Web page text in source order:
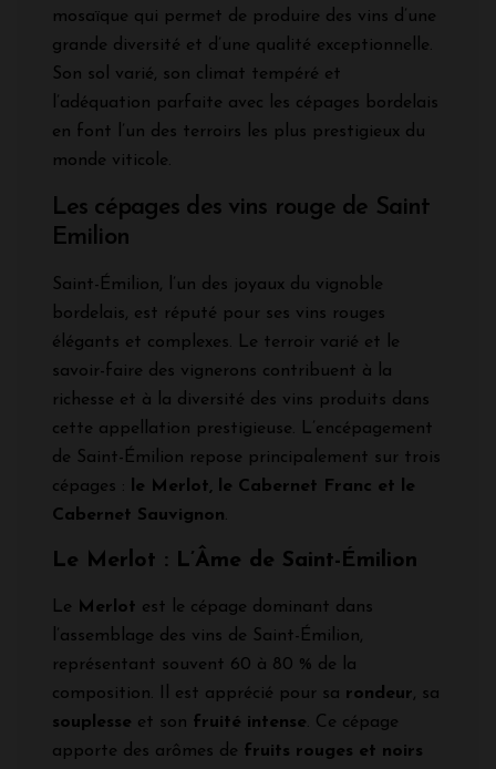
mosaïque qui permet de produire des vins d’une
grande diversité et d’une qualité exceptionnelle.
Son sol varié, son climat tempéré et
l’adéquation parfaite avec les cépages bordelais
en font l’un des terroirs les plus prestigieux du
monde viticole.
Les cépages des vins rouge de Saint
Emilion
Saint-Émilion, l’un des joyaux du vignoble
bordelais, est réputé pour ses vins rouges
élégants et complexes. Le terroir varié et le
savoir-faire des vignerons contribuent à la
richesse et à la diversité des vins produits dans
cette appellation prestigieuse. L’encépagement
de Saint-Émilion repose principalement sur trois
cépages :
le Merlot, le Cabernet Franc et le
Cabernet Sauvignon.
Le Merlot : L’Âme de Saint-Émilion
Le Merlot est le cépage dominant dans
l’assemblage des vins de Saint-Émilion,
représentant souvent 60 à 80 % de la
composition. Il est apprécié pour sa rondeur, sa
souplesse et son fruité intense. Ce cépage
apporte des arômes de fruits rouges et noirs